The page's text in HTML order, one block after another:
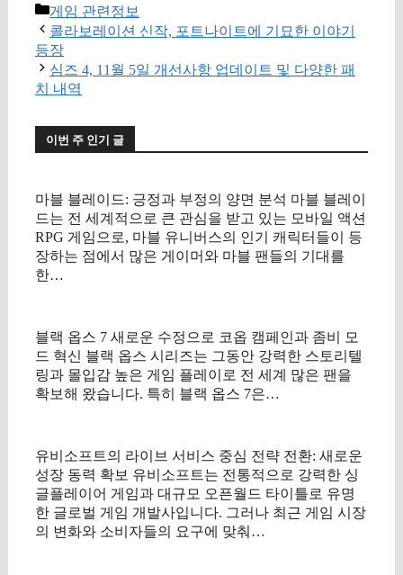
카
테
고
리
게임 관련정보
콜라보레이션 신작, 포트나이트에 기묘한 이야기
등장
심즈 4, 11월 5일 개선사항 업데이트 및 다양한 패
치 내역
이번 주 인기 글
마블 블레이드: 긍정과 부정의 양면 분석 마블 블레이
드는 전 세계적으로 큰 관심을 받고 있는 모바일 액션
RPG 게임으로, 마블 유니버스의 인기 캐릭터들이 등
장하는 점에서 많은 게이머와 마블 팬들의 기대를
한…
블랙 옵스 7 새로운 수정으로 코옵 캠페인과 좀비 모
드 혁신 블랙 옵스 시리즈는 그동안 강력한 스토리텔
링과 몰입감 높은 게임 플레이로 전 세계 많은 팬을
확보해 왔습니다. 특히 블랙 옵스 7은…
유비소프트의 라이브 서비스 중심 전략 전환: 새로운
성장 동력 확보 유비소프트는 전통적으로 강력한 싱
글플레이어 게임과 대규모 오픈월드 타이틀로 유명
한 글로벌 게임 개발사입니다. 그러나 최근 게임 시장
의 변화와 소비자들의 요구에 맞춰…